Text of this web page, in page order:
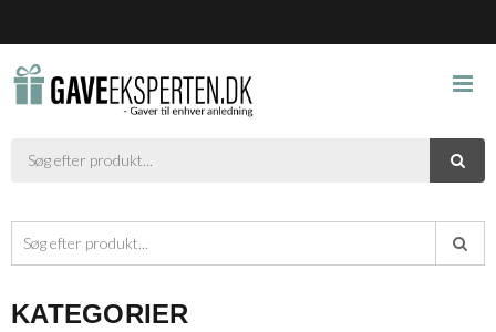



KATEGORIER